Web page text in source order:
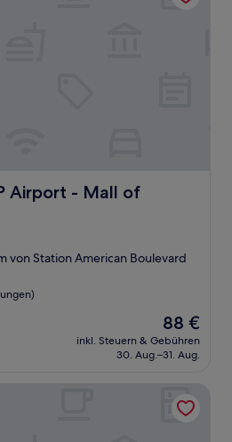
Airport - Mall of
- Mall of America
von Station American Boulevard
Der
Preis
beträgt
88 €
inkl. Steuern & Gebühren
30. Aug.–31. Aug.